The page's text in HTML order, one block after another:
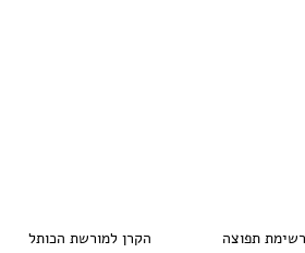
רשימת תפוצה
הקרן למורשת הכותל